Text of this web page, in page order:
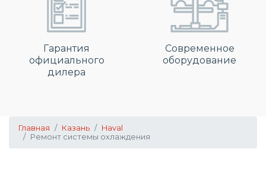
Гарантия
официального
дилера
Современное
оборудование
Главная Казань
Haval
Ремонт системы охлаждения